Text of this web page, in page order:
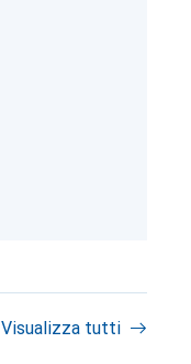
Visualizza tutti